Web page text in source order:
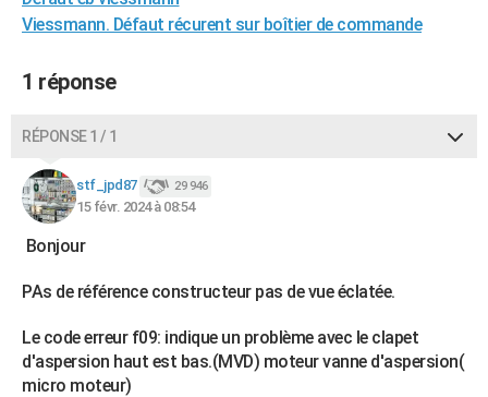
Destinations
City break
Voyage nature
Voyage de noces
Forum
Climat
+PHOTO
GUIDES D'ACHAT
Carte de Noël
Carte Bonne année
Carte Saint-Valentin
Carte Pâques
Carte d'anniversaire
DICTIONNAIRE
Dictionnaire
Biographies
Citations
Expressions
Proverbes
PROGRAMME TV
COPAINS D'AVANT
S'inscrire
Se connecter
Lycées
Collèges
Primaires
Universités
Entreprises
Service militaire
Avis de recherche
AVIS DE DÉCÈS
FORUM
Viessmann. Défaut récurent sur boîtier de commande
1 réponse
RÉPONSE 1 / 1
stf_jpd87 29 946
15 févr. 2024 à 08:54
Bonjour
PAs de référence constructeur pas de vue éclatée.
Le code erreur f09: indique un problème avec le clapet
d'aspersion haut est bas.(MVD) moteur vanne d'aspersion(
micro moteur)